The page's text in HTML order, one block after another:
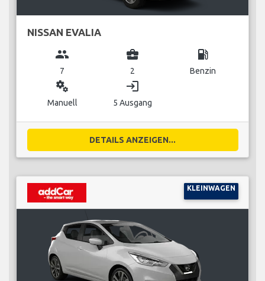
NISSAN EVALIA
group
7
business_center
2
local_gas_station
Benzin
miscellaneous_services
Manuell
login
5 Ausgang
DETAILS ANZEIGEN...
KLEINWAGEN